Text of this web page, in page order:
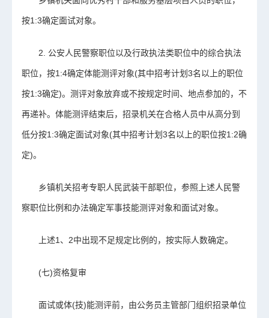
按1:3确定面试对象。
2. 公安人民警察职位以及行政执法类职位中的综合执法
职位，按1:4确定体能测评对象(其中招考计划3名以上的职位
按1:3确定)。测评对象放弃或不按规定时间、地点参加的，不
再递补。体能测评结束后，招录机关在合格人员中从高分到
低分按1:3确定面试对象(其中招考计划3名以上的职位按1:2确
定)。
乡镇机关招考专职人民武装干部职位，参照上述人民警
察职位比例和办法确定军事技能测评对象和面试对象。
上述1、2中出现不足规定比例的，按实际人数确定。
(七)资格复审
面试或体(技)能测评前，由公务员主管部门组织招录单位